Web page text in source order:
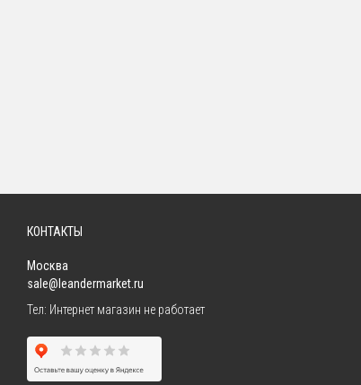
КОНТАКТЫ
Москва
sale@leandermarket.ru
Тел: Интернет магазин не работает